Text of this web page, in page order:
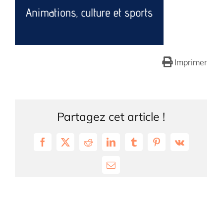
Imprimer
Partagez cet article !
Facebook
X RedditLinkedInTumblrPinterest
Vk
Email